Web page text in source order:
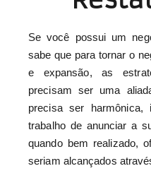
Se você possui um
sabe que para tornar o
e expansão, as
precisam ser uma
precisa ser harmônica,
trabalho de anunciar a
quando bem realizado,
seriam alcançados